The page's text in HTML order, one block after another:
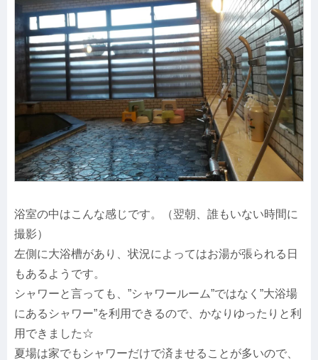
浴室の中はこんな感じです。（翌朝、誰もいない時間に
撮影）
左側に大浴槽があり、状況によってはお湯が張られる日
もあるようです。
シャワーと言っても、”シャワールーム”ではなく”大浴場
にあるシャワー”を利用できるので、かなりゆったりと利
用できました☆
夏場は家でもシャワーだけで済ませることが多いので、